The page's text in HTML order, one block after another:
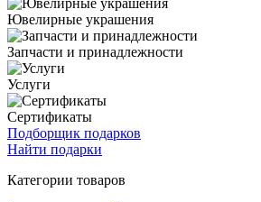
Ювелирные украшения
Запчасти и принадлежности
Услуги
Сертификаты
Подборщик подарков
Найти подарки
Категории товаров